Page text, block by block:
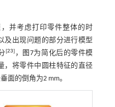
并考虑打印零件整体的时
及出现问题的部分进行模型
[23] ， 图7为简化后的零件模
，将零件中圆柱特征的直径
面的倒角为2 mm。